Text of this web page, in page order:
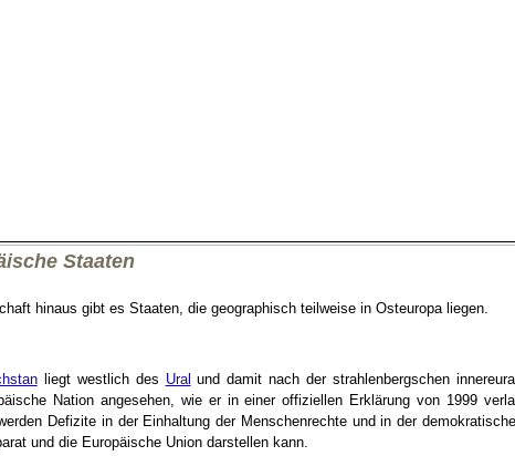
Staaten
hinaus gibt es Staaten, die geographisch teilweise in Osteuropa liegen.
liegt westlich des Ural und damit nach der strahlenbergschen
Nation angesehen, wie er in einer offiziellen Erklärung von 1999
Defizite in der Einhaltung der Menschenrechte und in der
und die Europäische Union darstellen kann.